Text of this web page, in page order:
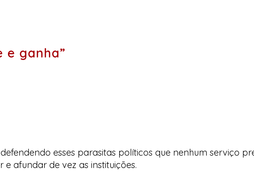
e ganha”
esses parasitas políticos que nenhum serviço
afundar de vez as instituições.